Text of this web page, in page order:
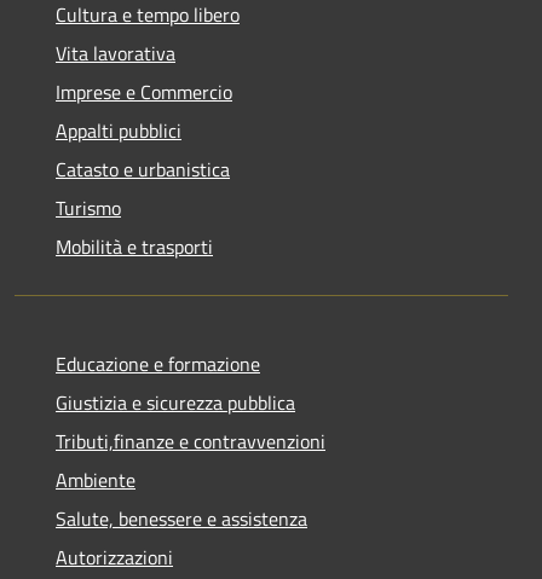
Cultura e tempo libero
Vita lavorativa
Imprese e Commercio
Appalti pubblici
Catasto e urbanistica
Turismo
Mobilità e trasporti
Educazione e formazione
Giustizia e sicurezza pubblica
Tributi,finanze e contravvenzioni
Ambiente
Salute, benessere e assistenza
Autorizzazioni